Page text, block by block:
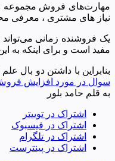
مهارت‌های فروش مجموعه
نیاز های مشتری ، معرفی
یک فروشنده زمانی
مفید است و برای اینکه به
بنابراین با داشتن دو
سوال در مورد افزایش
به قلم حامد بلور
اشتراک در توییتر
اشتراک در فیسبوک
اشتراک در تلگرام
اشتراک در پینترست